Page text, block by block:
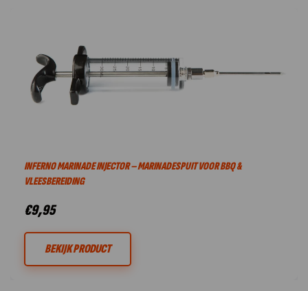
INFERNO MARINADE INJECTOR – MARINADESPUIT VOOR BBQ &
VLEESBEREIDING
€9,95
BEKIJK PRODUCT